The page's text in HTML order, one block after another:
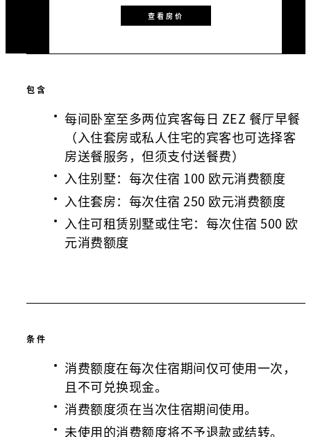
查看房价
包含
每间卧室至多两位宾客每日 ZEZ 餐厅早餐
（入住套房或私人住宅的宾客也可选择客
房送餐服务，但须支付送餐费）
入住别墅：每次住宿 100 欧元消费额度
入住套房：每次住宿 250 欧元消费额度
入住可租赁别墅或住宅：每次住宿 500 欧
元消费额度
条件
消费额度在每次住宿期间仅可使用一次，
且不可兑换现金。
消费额度须在当次住宿期间使用。
未使用的消费额度将不予退款或结转。